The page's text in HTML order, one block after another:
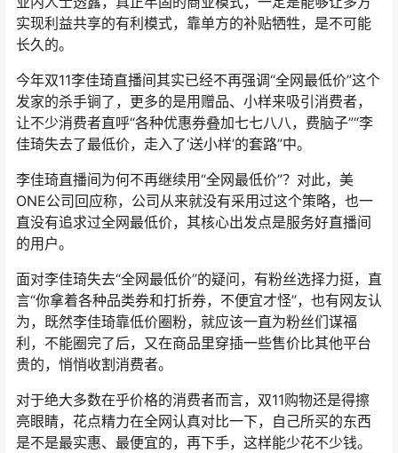
实现利益共享的有利模式，靠单方的补贴牺牲，是不可能
长久的。
今年双11李佳琦直播间其实已经不再强调“全网最低价”这个
发家的杀手锏了，更多的是用赠品、小样来吸引消费者，
让不少消费者直呼“各种优惠券叠加七七八八，费脑子”“李
佳琦失去了最低价，走入了‘送小样’的套路”中。
李佳琦直播间为何不再继续用“全网最低价”？对此，美
ONE公司回应称，公司从来就没有采用过这个策略，也一
直没有追求过全网最低价，其核心出发点是服务好直播间
的用户。
面对李佳琦失去“全网最低价”的疑问，有粉丝选择力挺，直
言“你拿着各种品类券和打折券，不便宜才怪”，也有网友认
为，既然李佳琦靠低价圈粉，就应该一直为粉丝们谋福
利，不能圈完了后，又在商品里穿插一些售价比其他平台
贵的，悄悄收割消费者。
对于绝大多数在乎价格的消费者而言，双11购物还是得擦
亮眼睛，花点精力在全网认真对比一下，自己所买的东西
是不是最实惠、最便宜的，再下手，这样能少花不少钱。